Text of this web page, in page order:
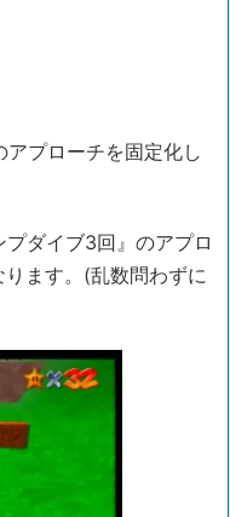
プローチを固定化し
ダイブ3回』のアプロ
ます。(乱数問わずに